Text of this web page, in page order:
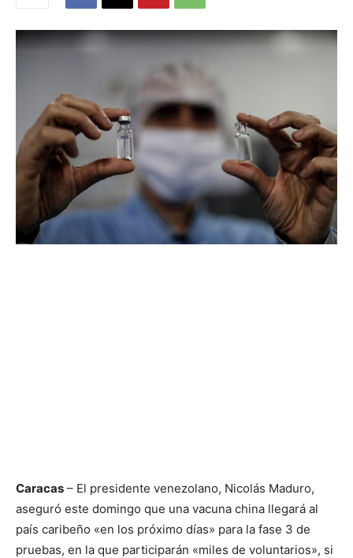
Caracas – El presidente venezolano, Nicolás Maduro,
aseguró este domingo que una vacuna china llegará al
país caribeño «en los próximo días» para la fase 3 de
pruebas, en la que participarán «miles de voluntarios», si